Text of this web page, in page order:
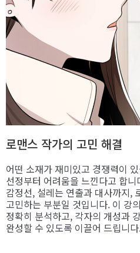
로맨스 작가의 고민 해결
어떤 소재가 재미있고 경쟁력이
선정부터 어려움을 느낀다고 합
감정선, 설레는 연출과 대사까지,
고민하는 부분일 것입니다. 이 강
정확히 분석하고, 각자의 개성과
완성할 수 있도록 이끌어 드립니